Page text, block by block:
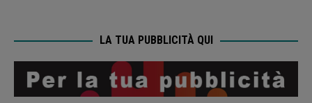
LA TUA PUBBLICITÀ QUI